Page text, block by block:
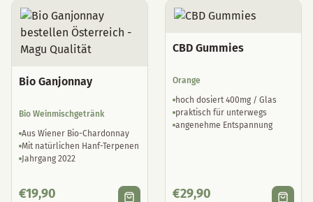
Bio Ganjonnay
Bio Weinmischgetränk
Aus Wiener Bio-Chardonnay
Mit natürlichen Hanf-Terpenen
Jahrgang 2022
€19,90
CBD Gummies
Orange
hoch dosiert 400mg / Glas
praktisch für unterwegs
angenehme Entspannung
€29,90